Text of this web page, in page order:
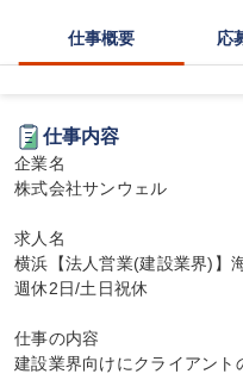
仕事概要 応
仕事内容
企業名
株式会社サンウェル
求人名
横浜【法人営業(建設業界)】
週休2日/土日祝休
仕事の内容
建設業界向けにクライアント